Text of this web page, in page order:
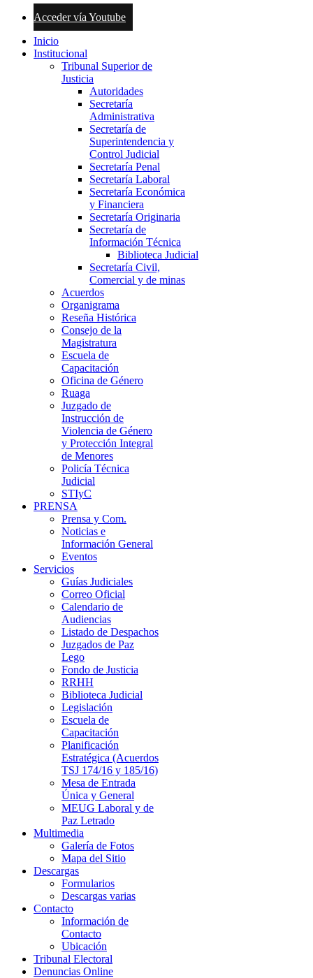
Acceder vía Youtube
Inicio
Institucional
Tribunal Superior de
Justicia
Autoridades
Secretaría
Administrativa
Secretaría de
Superintendencia y
Control Judicial
Secretaría Penal
Secretaría Laboral
Secretaría Económica
y Financiera
Secretaría Originaria
Secretaría de
Información Técnica
Biblioteca Judicial
Secretaría Civil,
Comercial y de minas
Acuerdos
Organigrama
Reseña Histórica
Consejo de la
Magistratura
Escuela de
Capacitación
Oficina de Género
Ruaga
Juzgado de
Instrucción de
Violencia de Género
y Protección Integral
de Menores
Policía Técnica
Judicial
STIyC
PRENSA
Prensa y Com.
Noticias e
Información General
Eventos
Servicios
Guías Judiciales
Correo Oficial
Calendario de
Audiencias
Listado de Despachos
Juzgados de Paz
Lego
Fondo de Justicia
RRHH
Biblioteca Judicial
Legislación
Escuela de
Capacitación
Planificación
Estratégica (Acuerdos
TSJ 174/16 y 185/16)
Mesa de Entrada
Única y General
MEUG Laboral y de
Paz Letrado
Multimedia
Galería de Fotos
Mapa del Sitio
Descargas
Formularios
Descargas varias
Contacto
Información de
Contacto
Ubicación
Tribunal Electoral
Denuncias Online